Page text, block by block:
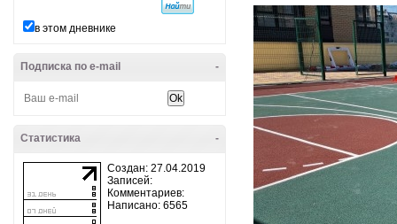
в этом дневнике
-
Подписка по e-mail
-
Статистика
Создан: 27.04.2019
Записей:
Комментариев:
Написано: 6565